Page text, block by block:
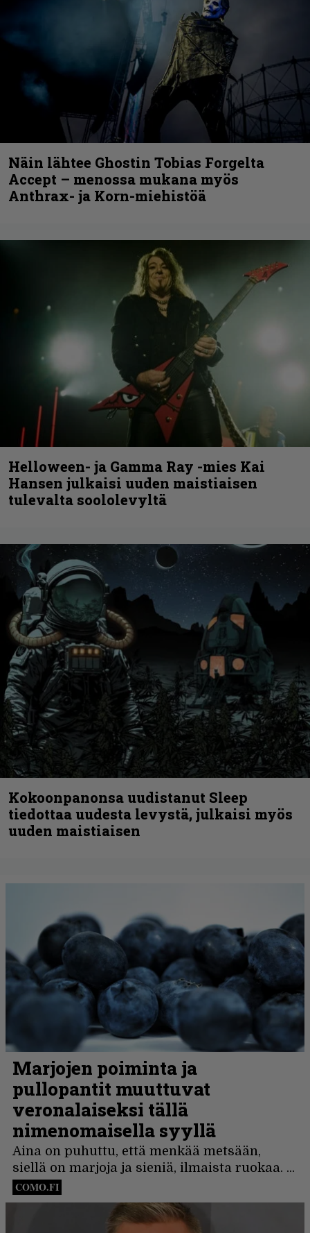
Näin lähtee Ghostin Tobias Forgelta
Accept – menossa mukana myös
Anthrax- ja Korn-miehistöä
Helloween- ja Gamma Ray -mies Kai
Hansen julkaisi uuden maistiaisen
tulevalta soololevyltä
Kokoonpanonsa uudistanut Sleep
tiedottaa uudesta levystä, julkaisi myös
uuden maistiaisen